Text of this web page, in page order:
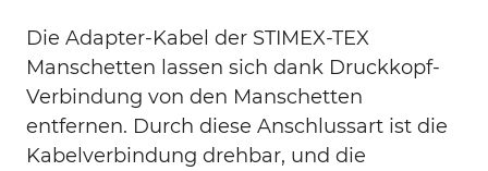
Die Adapter-Kabel der STIMEX-TEX
Manschetten lassen sich dank Druckkopf-
Verbindung von den Manschetten
entfernen. Durch diese Anschlussart ist die
Kabelverbindung drehbar, und die